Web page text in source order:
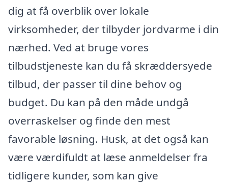
dig at få overblik over lokale
virksomheder, der tilbyder jordvarme i din
nærhed. Ved at bruge vores
tilbudstjeneste kan du få skræddersyede
tilbud, der passer til dine behov og
budget. Du kan på den måde undgå
overraskelser og finde den mest
favorable løsning. Husk, at det også kan
være værdifuldt at læse anmeldelser fra
tidligere kunder, som kan give